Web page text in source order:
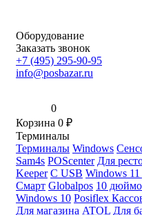
Оборудование
Заказать звонок
+7 (495) 295-90-95
info@posbazar.ru
0
Корзина 0 ₽
Терминалы
Терминалы Windows
Sam4s POScenter Для
Keeper С USB Windows 11
Смарт Globalpos 10
Windows 10 Posiflex
Для магазина ATOL Для